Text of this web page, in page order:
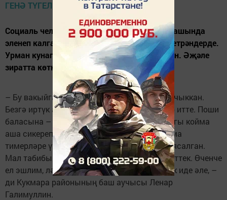
Социаль челтәрләрдә пәйдә булган койма башында
эленеп калган пошиның фотосы күпләрне тетрәндерде.
Урман кунагы койма аша сикермәкче булган. Әҗәле
зиратта көткән, күрәсең.
– Бу вакыйга кичә Ядегәр авылында килеп чыккан.
Безгә иртүк авыл халкы шалтыратып хәбәр итте. Поши
баласына – 2 яшь чамасы. Ул урам ягындагы койма
аша сикереп, зиратка кермәкче булган. Койма
тимерләре үткен булмаса да, арматурадан ясалган.
Мал табибы чакыртып, аны үләт базына илттек. Өченче
ел эшлим, ләкин мондый хәлнең булганы юк иде әле, –
ди Кукмара районының баш аучысы Ленар
Галимуллин.